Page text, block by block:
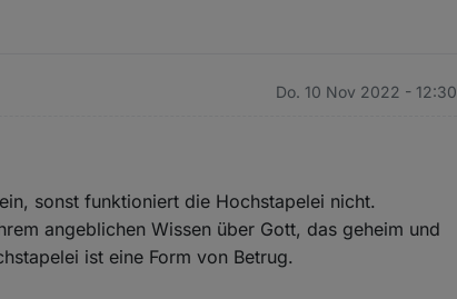
Do. 10 Nov 2022 - 12:30
sonst funktioniert die Hochstapelei nicht.
angeblichen Wissen über Gott, das geheim und
ist eine Form von Betrug.